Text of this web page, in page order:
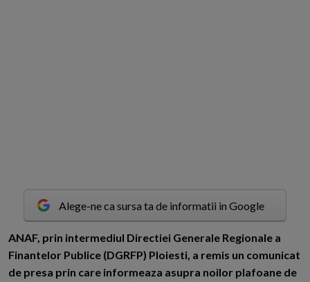
Alege-ne ca sursa ta de informatii in Google
ANAF, prin intermediul Directiei Generale Regionale a
Finantelor Publice (DGRFP) Ploiesti, a remis un comunicat
de presa prin care informeaza asupra noilor plafoane de